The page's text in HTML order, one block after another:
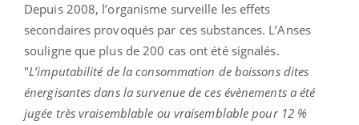
Depuis 2008, l’organisme surveille les effets
secondaires provoqués par ces substances. L’Anses
souligne que plus de 200 cas ont été signalés.
"L’imputabilité de la consommation de boissons dites
énergisantes dans la survenue de ces évènements a été
jugée très vraisemblable ou vraisemblable pour 12 %